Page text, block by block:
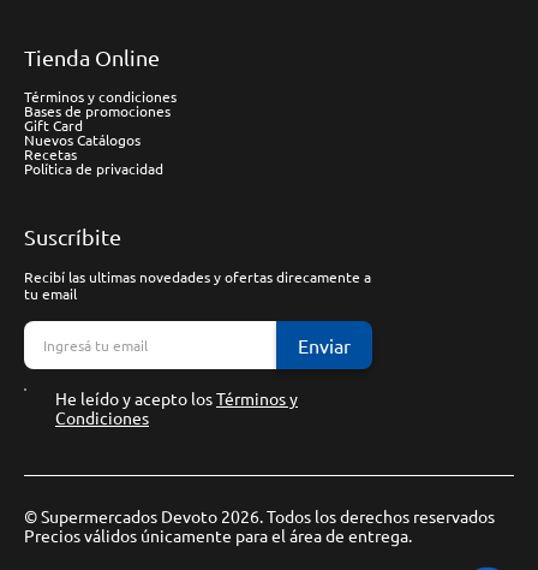
Tienda Online
Términos y condiciones
Bases de promociones
Gift Card
Nuevos Catálogos
Recetas
Política de privacidad
Suscríbite
Recibí las ultimas novedades y ofertas direcamente a
tu email
Enviar
He leído y acepto losTérminos y
Condiciones
© Supermercados Devoto 2026. Todos los derechos reservados
Precios válidos únicamente para el área de entrega.